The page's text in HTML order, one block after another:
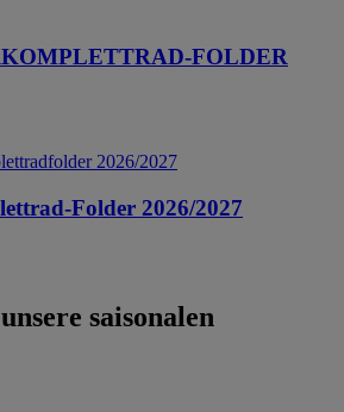
FOLDER
Folder 2026/2027
saisonalen